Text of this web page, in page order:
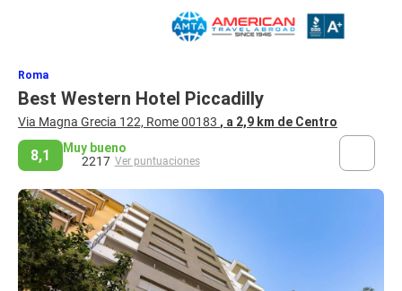
Roma
Best Western Hotel Piccadilly
Via Magna Grecia 122, Rome 00183 , a 2,9 km de Centro
8,1
Muy bueno
2217 Ver puntuaciones